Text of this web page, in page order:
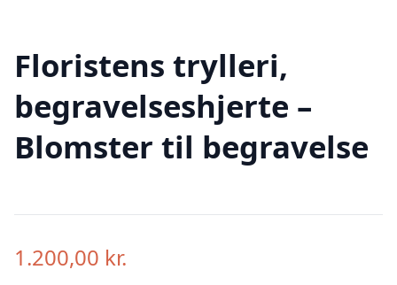
Floristens trylleri,
begravelseshjerte –
Blomster til begravelse
1.200,00 kr.